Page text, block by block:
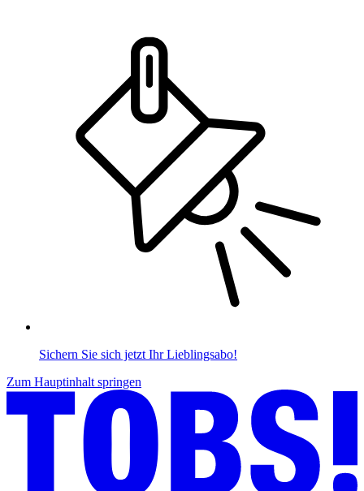
Sichern Sie sich jetzt Ihr Lieblingsabo!
Zum Hauptinhalt springen